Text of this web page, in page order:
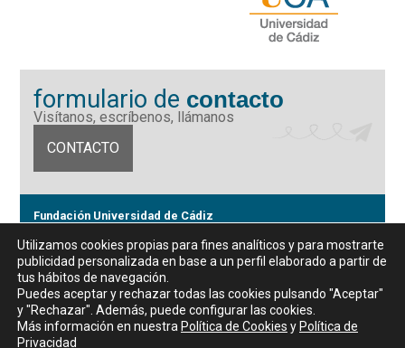
formulario de contacto
Visítanos, escríbenos, llámanos
CONTACTO
Fundación Universidad de Cádiz
CIF: G11442167
956 07 03 70 / 72
Horario de atención al público
De lunes a viernes, de 9 a 14 horas
Utilizamos cookies propias para fines analíticos y para mostrarte
publicidad personalizada en base a un perfil elaborado a partir de
tus hábitos de navegación.
Puedes aceptar y rechazar todas las cookies pulsando "Aceptar"
y "Rechazar". Además, puede configurar las cookies.
Más información en nuestra Política de Cookies y Política de
Privacidad